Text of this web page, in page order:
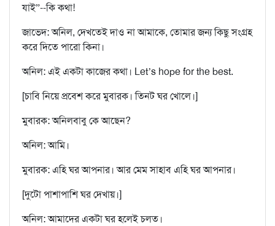
যাই”--কি কথা!
জাভেদ: অনিল, দেখতেই দাও না আমাকে, তোমার জন্য কিছু সংগ্রহ
করে দিতে পারো কিনা।
অনিল: এই একটা কাজের কথা। Let’s hope for the best.
[চাবি নিয়ে প্রবেশ করে মুবারক। তিনট ঘর খোলে।]
মুবারক: অনিলবাবু কে আছেন?
অনিল: আমি।
মুবারক: এহি ঘর আপনার। আর মেম সাহাব এহি ঘর আপনার।
[দুটো পাশাপাশি ঘর দেখায়।]
অনিল: আমাদের একটা ঘর হলেই চলত।